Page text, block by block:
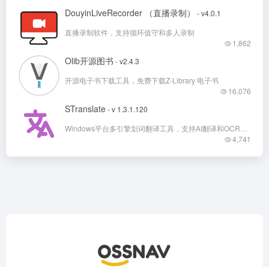
DouyinLiveRecorder （直播录制）
- v4.0.1
直播录制软件，支持循环值守和多人录制
1,862
Olib开源图书 - v2.4.3
开源电子书下载工具，免费下载Z-Library 电子书
16,076
STranslate- v 1.3.1.120
4,741